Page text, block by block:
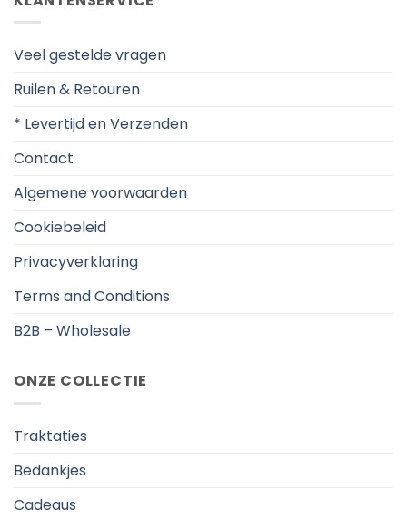
Veel gestelde vragen
Ruilen & Retouren
* Levertijd en Verzenden
Contact
Algemene voorwaarden
Cookiebeleid
Privacyverklaring
Terms and Conditions
B2B – Wholesale
ONZE COLLECTIE
Traktaties
Bedankjes
Cadeaus